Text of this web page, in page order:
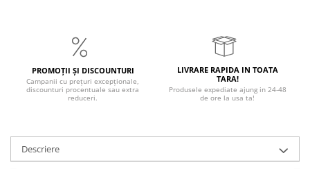
PROMOȚII ȘI DISCOUNTURI
Campanii cu prețuri excepționale,
discounturi procentuale sau extra
reduceri.
LIVRARE RAPIDA IN TOATA
TARA!
Produsele expediate ajung in 24-48
de ore la usa ta!
Descriere